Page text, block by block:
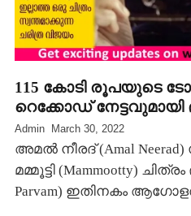
115 കോടി രൂപയുടെ
റെക്കോഡ് നേട്ടവുമായി
Admin March 30, 2022
അമല്‍ നീരദ് (Amal
മമ്മൂട്ടി (Mammootty)
Parvam) ഇതിനകം